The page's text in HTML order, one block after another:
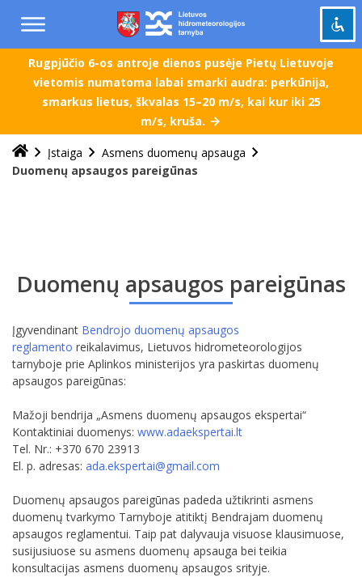
Pažymėti antraštes
zoom_out Tolinti
Priartinti
remove_circle_outline Sumažinti šriftą
Grąžinti
viską
pradinę
būseną
Rugpjūčio 6-os antroje dienos pusėje Pietų Lietuvoje
vietomis numatoma labai smarki audra: perkūnija,
smarkus lietus, škvalas 15–20 m/s, kai kur iki 25
m/s, kruša.
Įstaiga
Asmens duomenų apsauga
Duomenų apsaugos pareigūnas
Duomenų apsaugos pareigūnas
Įgyvendinant Bendrojo duomenų apsaugos
reglamento reikalavimus, Lietuvos hidrometeorologijos
tarnyboje prie Aplinkos ministerijos yra paskirtas duomenų
apsaugos pareigūnas:
Mažoji bendrija „Asmens duomenų apsaugos ekspertai“
Kontaktiniai duomenys: www.adaekspertai.lt
Tel. Nr.: +370 670 23913
El. p. adresas: ada.ekspertai@gmail.com
Duomenų apsaugos pareigūnas padeda užtikrinti asmens
duomenų tvarkymo Tarnyboje atitiktį Bendrajam duomenų
apsaugos reglamentui. Taip pat dalyvauja visuose klausimuose,
susijusiuose su asmens duomenų apsauga bei teikia
konsultacijas asmens duomenų apsaugos srityje.